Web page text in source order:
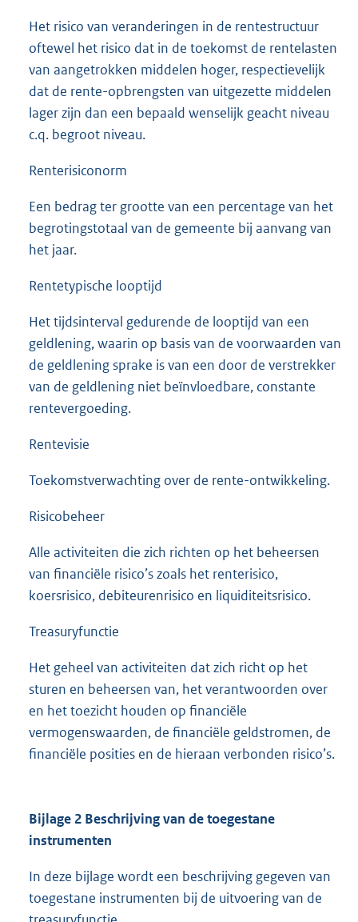
Het risico van veranderingen in de rentestructuur
oftewel het risico dat in de toekomst de rentelasten
van aangetrokken middelen hoger, respectievelijk
dat de rente-opbrengsten van uitgezette middelen
lager zijn dan een bepaald wenselijk geacht niveau
c.q. begroot niveau.
Renterisiconorm
Een bedrag ter grootte van een percentage van het
begrotingstotaal van de gemeente bij aanvang van
het jaar.
Rentetypische looptijd
Het tijdsinterval gedurende de looptijd van een
geldlening, waarin op basis van de voorwaarden van
de geldlening sprake is van een door de verstrekker
van de geldlening niet beïnvloedbare, constante
rentevergoeding.
Rentevisie
Toekomstverwachting over de rente-ontwikkeling.
Risicobeheer
Alle activiteiten die zich richten op het beheersen
van financiële risico’s zoals het renterisico,
koersrisico, debiteurenrisico en liquiditeitsrisico.
Treasuryfunctie
Het geheel van activiteiten dat zich richt op het
sturen en beheersen van, het verantwoorden over
en het toezicht houden op financiële
vermogenswaarden, de financiële geldstromen, de
financiële posities en de hieraan verbonden risico’s.
Bijlage 2 Beschrijving van de toegestane
instrumenten
In deze bijlage wordt een beschrijving gegeven van
toegestane instrumenten bij de uitvoering van de